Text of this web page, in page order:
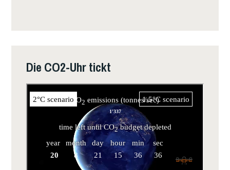
Die CO2-Uhr tickt